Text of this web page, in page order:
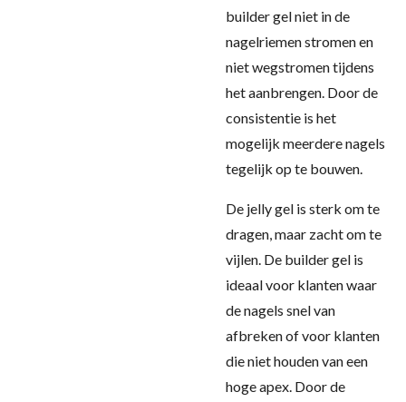
builder gel niet in de
nagelriemen stromen en
niet wegstromen tijdens
het aanbrengen. Door de
consistentie is het
mogelijk meerdere nagels
tegelijk op te bouwen.
De jelly gel is sterk om te
dragen, maar zacht om te
vijlen. De builder gel is
ideaal voor klanten waar
de nagels snel van
afbreken of voor klanten
die niet houden van een
hoge apex. Door de